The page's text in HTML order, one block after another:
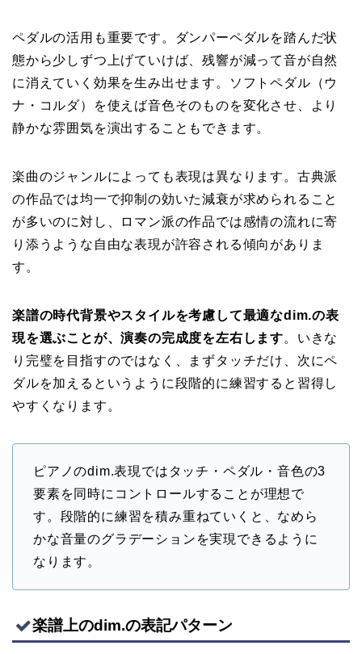
ペダルの活用も重要です。ダンパーペダルを踏んだ状
態から少しずつ上げていけば、残響が減って音が自然
に消えていく効果を生み出せます。ソフトペダル（ウ
ナ・コルダ）を使えば音色そのものを変化させ、より
静かな雰囲気を演出することもできます。
楽曲のジャンルによっても表現は異なります。古典派
の作品では均一で抑制の効いた減衰が求められること
が多いのに対し、ロマン派の作品では感情の流れに寄
り添うような自由な表現が許容される傾向がありま
す。
楽譜の時代背景やスタイルを考慮して最適なdim.の表
現を選ぶことが、演奏の完成度を左右します。いきな
り完璧を目指すのではなく、まずタッチだけ、次にペ
ダルを加えるというように段階的に練習すると習得し
やすくなります。
ピアノのdim.表現ではタッチ・ペダル・音色の3
要素を同時にコントロールすることが理想で
す。段階的に練習を積み重ねていくと、なめら
かな音量のグラデーションを実現できるように
なります。
楽譜上のdim.の表記パターン